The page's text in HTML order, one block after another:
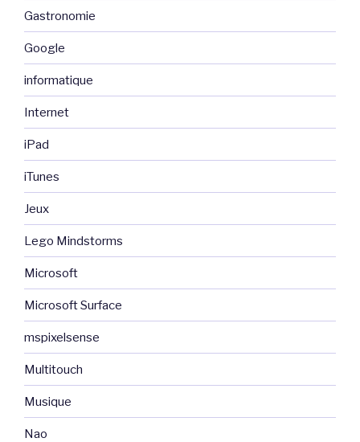
Gastronomie
Google
informatique
Internet
iPad
iTunes
Jeux
Lego Mindstorms
Microsoft
Microsoft Surface
mspixelsense
Multitouch
Musique
Nao